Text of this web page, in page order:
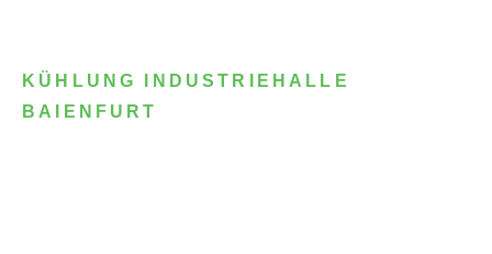
KÜHLUNG INDUSTRIEHALLE
BAIENFURT